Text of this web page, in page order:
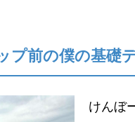
プ前の僕の基礎
けんぼ